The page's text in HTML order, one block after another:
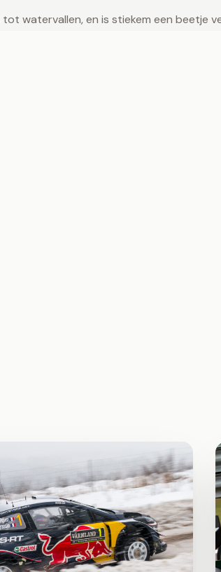
watervallen, en is stiekem een beetje